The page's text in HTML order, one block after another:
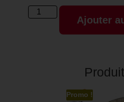
Ajouter
Promo !